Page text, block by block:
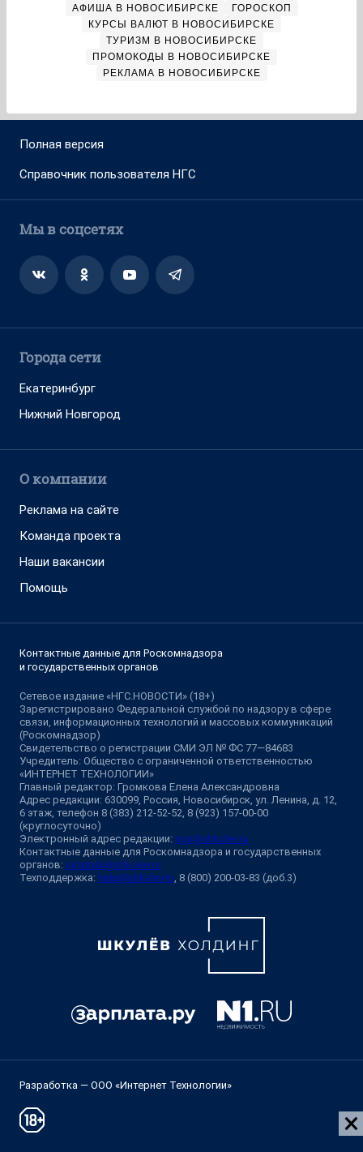
АФИША В НОВОСИБИРСКЕ
ГОРОСКОП
КУРСЫ ВАЛЮТ В НОВОСИБИРСКЕ
ТУРИЗМ В НОВОСИБИРСКЕ
ПРОМОКОДЫ В НОВОСИБИРСКЕ
РЕКЛАМА В НОВОСИБИРСКЕ
Полная версия
Справочник пользователя НГС
Мы в соцсетях
Города сети
Екатеринбург
Нижний Новгород
О компании
Реклама на сайте
Команда проекта
Наши вакансии
Помощь
Контактные данные для Роскомнадзора
и государственных органов
Сетевое издание «НГС.НОВОСТИ» (18+)
Зарегистрировано Федеральной службой по надзору в сфере
связи, информационных технологий и массовых коммуникаций
(Роскомнадзор)
Свидетельство о регистрации СМИ ЭЛ № ФС 77—84683
Учредитель: Общество с ограниченной ответственностью
«ИНТЕРНЕТ ТЕХНОЛОГИИ»
Главный редактор: Громкова Елена Александровна
Адрес редакции: 630099, Россия, Новосибирск, ул. Ленина, д. 12,
6 этаж, телефон 8 (383) 212-52-52, 8 (923) 157-00-00
(круглосуточно)
Электронный адрес редакции: ngs@shkulev.ru
Контактные данные для Роскомнадзора и государственных
органов: juristnsk@shkulev.ru
Техподдержка: help@shkulev.ru , 8 (800) 200-03-83 (доб.3)
Разработка — ООО «Интернет Технологии»